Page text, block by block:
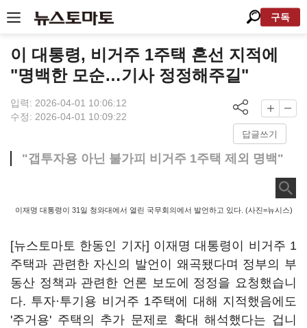
구독
이 대통령, 비거주 1주택 혼선 지적에
"명백한 모순…기사 정정해주길"
입력: 2026-04-01 10:06:12
수정: 2026-04-01 10:09:22
답글쓰기
"갭투자용 아닌 불가피 비거주 1주택 제외 명백"
이재명 대통령이 31일 청와대에서 열린 국무회의에서 발언하고 있다. (사진=뉴시스)
[뉴스토마토 한동인 기자] 이재명 대통령이 비거주 1
주택과 관련한 자신의 발언이 왜곡됐다며 정부의 부
동산 정책과 관련한 언론 보도에 정정을 요청했습니
다. 투자·투기용 비거주 1주택에 대해 지적했음에도
'주거용' 주택의 추가 문제로 확대 해석했다는 겁니